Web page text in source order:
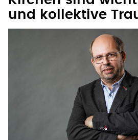
und kollektive